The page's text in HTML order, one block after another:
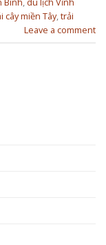
cây miền Tây,trải
Leave a comment